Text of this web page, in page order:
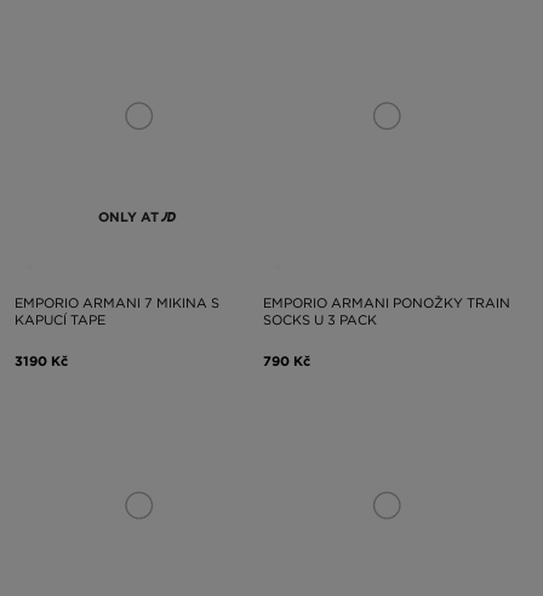
ONLY AT
EMPORIO ARMANI 7 MIKINA S
KAPUCÍ TAPE
3190 Kč
EMPORIO ARMANI PONOŽKY TRAIN
SOCKS U 3 PACK
790 Kč